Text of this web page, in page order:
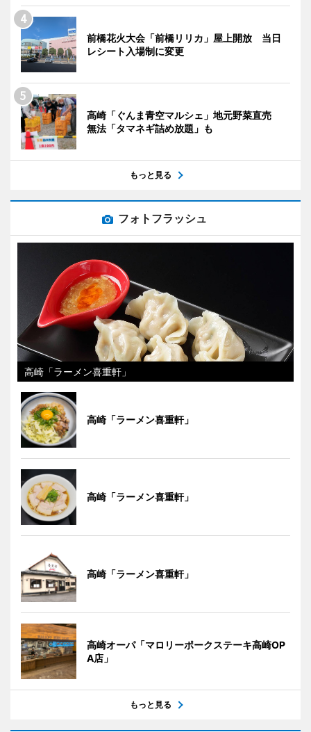
前橋花火大会「前橋リリカ」屋上開放 当日
レシート入場制に変更
高崎「ぐんま青空マルシェ」地元野菜直売
無法「タマネギ詰め放題」も
もっと見る
フォトフラッシュ
高崎「ラーメン喜重軒」
高崎「ラーメン喜重軒」
高崎「ラーメン喜重軒」
高崎「ラーメン喜重軒」
高崎オーパ「マロリーポークステーキ高崎OP
A店」
もっと見る